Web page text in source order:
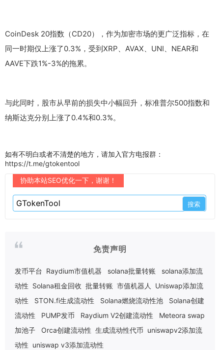
CoinDesk 20指数（CD20），作为加密市场的更广泛指标，在
同一时期仅上涨了0.3%，受到XRP、AVAX、UNI、NEAR和
AAVE下跌1%-3%的拖累。
与此同时，股市从早前的损失中小幅回升，标准普尔500指数和
纳斯达克分别上涨了0.4%和0.3%。
如有不明白或者不清楚的地方，请加入官方电报群：
https://t.me/gtokentool
协助本站SEO优化一下，谢谢！
免责声明
发币平台 Raydium市值机器 solana批量转账
solana添加流
动性 Solana租金回收 批量转账 市值机器人
Uniswap添加流
动性
STON.fi生成流动性 Solana燃烧流动性池
Solana创建
流动性
PUMP发币 Raydium V2创建流动性
Meteora swap
加池子
Orca创建流动性 生成流动性代币 uniswapv2添加流
动性 uniswap v3添加流动性